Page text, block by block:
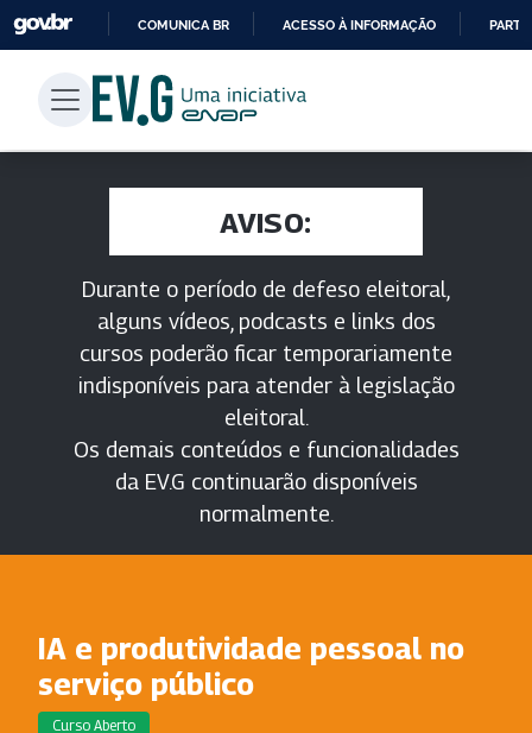
PARA
CONTEÚDO
COMUNICA BR ACESSO À INFORMAÇÃO
AVISO:
Durante o período de defeso eleitoral,
alguns vídeos, podcasts e links dos
cursos poderão ficar temporariamente
indisponíveis para atender à legislação
eleitoral.
Os demais conteúdos e funcionalidades
da EV.G continuarão disponíveis
normalmente.
IA e produtividade pessoal no
serviço público
Curso Aberto